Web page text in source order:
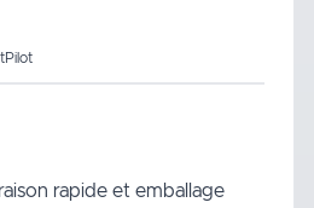
rapide et emballage